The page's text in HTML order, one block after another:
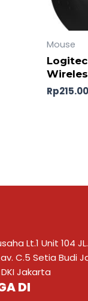
Mouse
Rp
Lt.1 Unit 104 JL.
C.5 Setia Budi
Jakarta
DI